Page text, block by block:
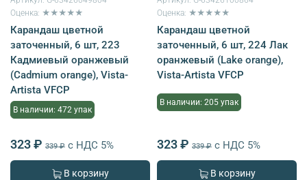
Оценка: ★★★★★
Карандаш цветной
заточенный, 6 шт, 223
Кадмиевый оранжевый
(Cadmium orange), Vista-
Artista VFCP
В наличии: 472 упак
323 ₽ 339 ₽ с НДС 5%
В корзину
Оценка: ★★★★★
Карандаш цветной
заточенный, 6 шт, 224 Лак
оранжевый (Lake orange),
Vista-Artista VFCP
В наличии: 205 упак
323 ₽ 339 ₽ с НДС 5%
В корзину